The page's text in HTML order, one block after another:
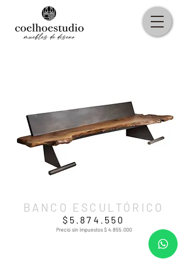
BANCO ESCULTÓRICO
$5.874.550
Precio sin impuestos $4.855.000